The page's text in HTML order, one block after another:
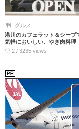
グルメ
港川のカフェラット＆シープ
気軽においしい、やぎ肉料理
♡ 2 / 3235 views